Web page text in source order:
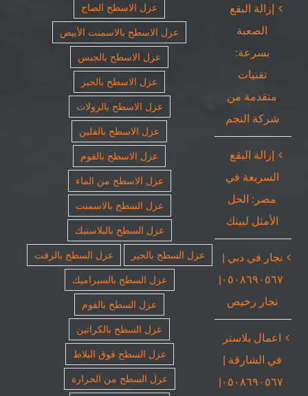
إزالة البقع
الصعبة
بسرعة:
تقنيات
متقدمة من
شركة النجم
إزالة البقع
السريعة في
مصر: الحل
الأمثل لبيتك
نجار في دبي |
٠٥٠٨٦٩٠٥٦٧|
نجار رخيص
اعمال بلاستر
في الشارقة |
٠٥٠٨٦٩٠٥٦٧|
عزل الاسطح الصاج
عزل الاسطح بالاسمنت الأبيض
عزل الاسطح بالجبس
عزل الاسطح بالجير
عزل الاسطح بالرولات
عزل الاسطح بالفلين
عزل الاسطح بالفوم
عزل الاسطح من الماء
عزل السطح بالاسمنت
عزل السطح بالبلاستيك
عزل السطح بالجير
عزل السطح بالزفت
عزل السطح بالسيراميك
عزل السطح بالفوم
عزل السطح بالكراتين
عزل السطح فوق البلاط
عزل السطح من الحرارة